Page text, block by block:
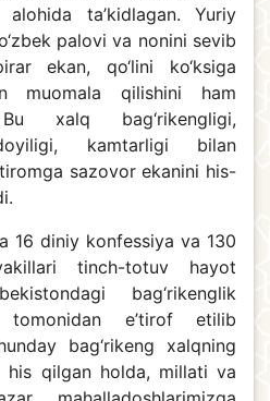
ta’kidlagan. Yuriy
palovi va nonini sevib
ekan, qo‘lini ko‘ksiga
muomala qilishini ham
xalq bag‘rikengligi,
kamtarligi bilan
sazovor ekanini his-
16 diniy konfessiya va 130
tinch-totuv hayot
bag‘rikenglik
tomonidan e’tirof etilib
bag‘rikeng xalqning
his qilgan holda, millati va